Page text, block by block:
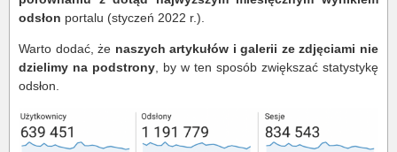
odsłon portalu (styczeń 2022 r.).
Warto dodać, że naszychartykułów i galerii ze zdjęciami nie
dzielimy na podstrony
by w ten sposób zwiększać statystykę
odsłon.